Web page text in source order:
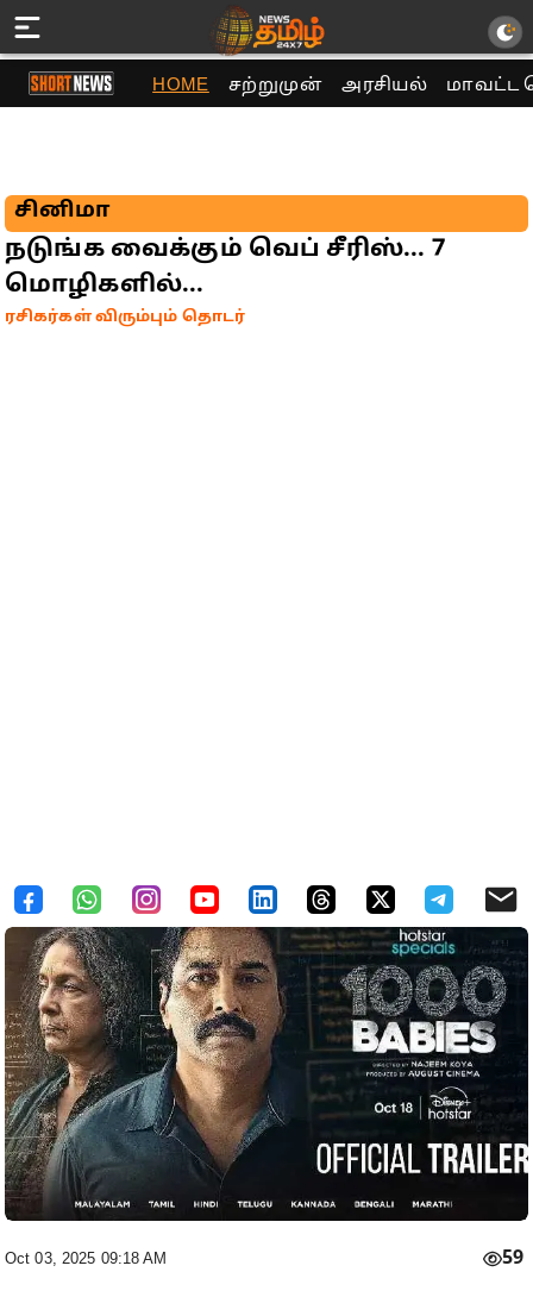
HOME சற்றுமுன் அரசியல் மாவட்ட
சினிமா
நடுங்க வைக்கும் வெப் சீரிஸ்... 7
மொழிகளில்...
ரசிகர்கள் விரும்பும் தொடர்
Oct 03, 2025 09:18 AM 59